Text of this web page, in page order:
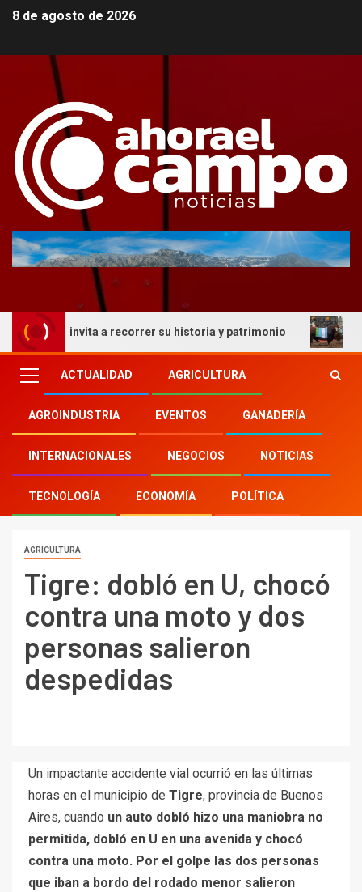
8 de agosto de 2026
a recorrer su historia y patrimonio La genética
ACTUALIDAD AGRICULTURA
AGROINDUSTRIA EVENTOS GANADERÍA
INTERNACIONALES NEGOCIOS NOTICIAS
TECNOLOGÍA ECONOMÍA POLÍTICA
AGRICULTURA
Tigre: dobló en U, chocó
contra una moto y dos
personas salieron
despedidas
Un impactante accidente vial ocurrió en las últimas
horas en el municipio de Tigre, provincia de Buenos
Aires, cuando un auto dobló hizo una maniobra no
permitida, dobló en U en una avenida y chocó
contra una moto. Por el golpe las dos personas
que iban a bordo del rodado menor salieron